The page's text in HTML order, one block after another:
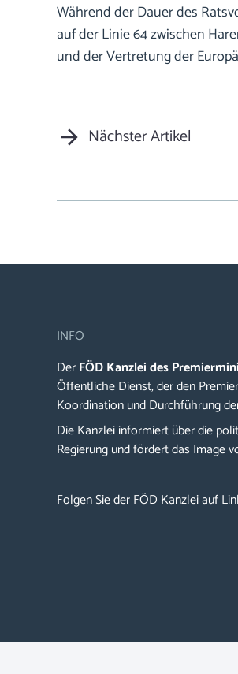
Während der Dauer des
auf der Linie 64 zwischen
und der Vertretung der
Nächster Artikel
INFO
DerFÖD Kanzlei des
Öffentliche Dienst, der den
Koordination und Durchführung
Die Kanzlei informiert über die
Regierung und fördert das Image
Folgen Sie der FÖD Kanzlei auf